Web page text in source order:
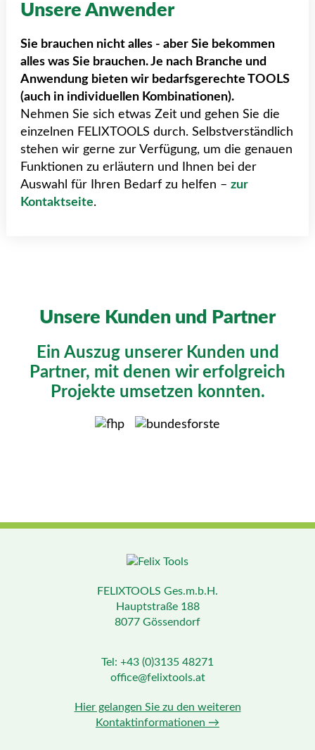
Unsere Anwender
Sie brauchen nicht alles - aber Sie bekommen
alles was Sie brauchen. Je nach Branche und
Anwendung bieten wir bedarfsgerechte TOOLS
(auch in individuellen Kombinationen).
Nehmen Sie sich etwas Zeit und gehen Sie die
einzelnen FELIXTOOLS durch. Selbstverständlich
stehen wir gerne zur Verfügung, um die genauen
Funktionen zu erläutern und Ihnen bei der
Auswahl für Ihren Bedarf zu helfen – zur
Kontaktseite.
Unsere Kunden und Partner
Ein Auszug unserer Kunden und
Partner, mit denen wir erfolgreich
Projekte umsetzen konnten.
FELIXTOOLS Ges.m.b.H.
Hauptstraße 188
8077 Gössendorf
Tel: +43 (0)3135 48271
office@felixtools.at
Hier gelangen Sie zu den weiteren
Kontaktinformationen →